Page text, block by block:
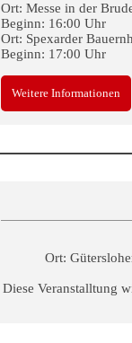
Ort: Messe in der
Beginn: 16:00 Uhr
Ort: Spexarder
Beginn: 17:00 Uhr
Weitere Informationen
Ort:
Diese Veranstalltung